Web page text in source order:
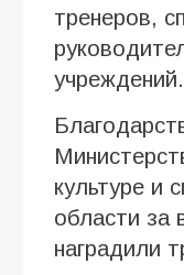
тренеров,
учреждений.
культуре и
области за
наградили